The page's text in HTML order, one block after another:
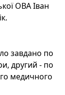
ОВА Іван
завдано по
другий - по
медичного